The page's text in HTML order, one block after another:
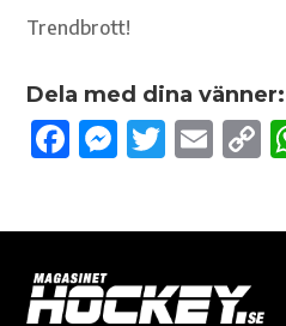
Trendbrott!
Dela med dina vänner:
F
o
M
g
T
r
E
C